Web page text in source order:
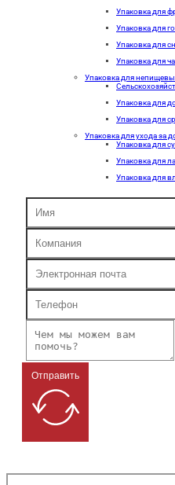
Упаковка для
Упаковка для
Упаковка для
Упаковка для
Упаковка для
Упаковка для
Упаковка для
Упаковка для ухода
Упаковка для
Упаковка для
Упаковка для
Отправить